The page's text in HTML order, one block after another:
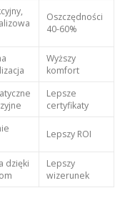
Oszczędności
40-60%
Wyższy
komfort
Lepsze
certyfikaty
Lepszy ROI
dzięki
Lepszy
wizerunek